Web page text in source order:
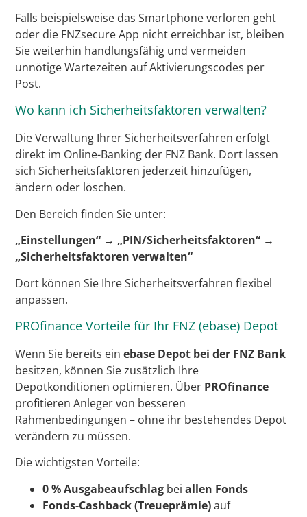
Falls beispielsweise das Smartphone verloren geht
oder die FNZsecure App nicht erreichbar ist, bleiben
Sie weiterhin handlungsfähig und vermeiden
unnötige Wartezeiten auf Aktivierungscodes per
Post.
Wo kann ich Sicherheitsfaktoren verwalten?
Die Verwaltung Ihrer Sicherheitsverfahren erfolgt
direkt im Online-Banking der FNZ Bank. Dort lassen
sich Sicherheitsfaktoren jederzeit hinzufügen,
ändern oder löschen.
Den Bereich finden Sie unter:
„Einstellungen“ → „PIN/Sicherheitsfaktoren“ →
„Sicherheitsfaktoren verwalten“
Dort können Sie Ihre Sicherheitsverfahren flexibel
anpassen.
PROfinance Vorteile für Ihr FNZ (ebase) Depot
Wenn Sie bereits einebase Depot bei der FNZ Bank
besitzen, können Sie zusätzlich Ihre
Depotkonditionen optimieren. Über PROfinance
profitieren Anleger von besseren
Rahmenbedingungen – ohne ihr bestehendes Depot
verändern zu müssen.
Die wichtigsten Vorteile:
0 % Ausgabeaufschlag beiallen Fonds
Fonds-Cashback (Treueprämie)auf